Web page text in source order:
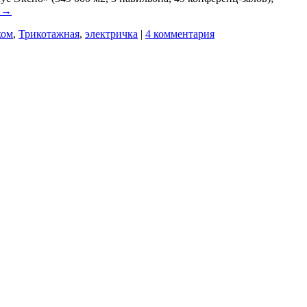
→
, Трикотажная, электричка | 4 комментария